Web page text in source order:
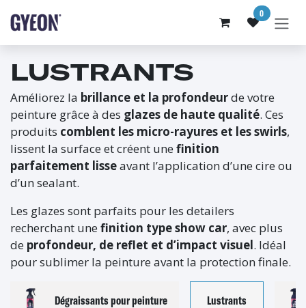
0
LUSTRANTS
Améliorez la brillance et la profondeurde votre
peinture grâce à des glazes de haute qualité. Ces
produits comblent les micro-rayures et les swirls,
lissent la surface et créent une finition
parfaitement lisseavant l’application d’une cire ou
d’un sealant.
Les glazes sont parfaits pour les detailers
recherchant une finition type show car, avec plus
de profondeur, de reflet et d’impact visuel. Idéal
pour sublimer la peinture avant la protection finale.
Dégraissants pour peinture Lustrants